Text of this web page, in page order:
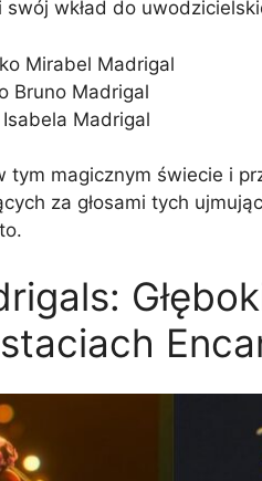
wkład do
Mirabel Madrigal
Bruno Madrigal
Madrigal
tym magicznym świecie i
za głosami tych